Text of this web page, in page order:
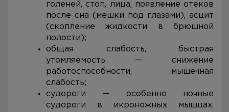
голеней, стоп, лица, появление отеков
после сна (мешки под глазами), асцит
(скопление жидкости в брюшной
полости);
общая слабость, быстрая
утомляемость — снижение
работоспособности, мышечная
слабость;
судороги — особенно ночные
судороги в икроножных мышцах,